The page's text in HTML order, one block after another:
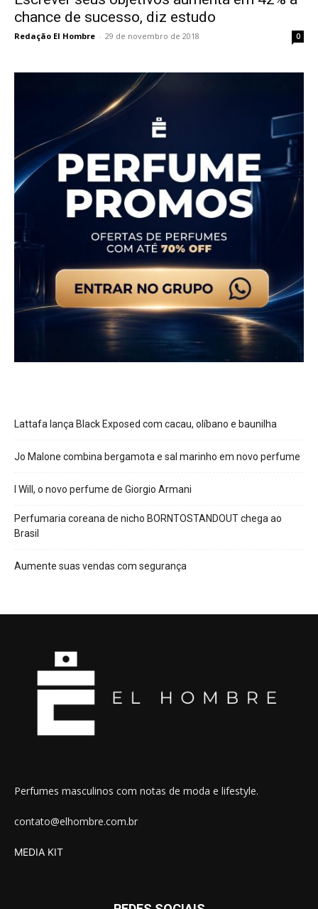
chance de sucesso, diz estudo
Redação El Hombre - 29 de novembro de 2018 0
Lattafa lança Black Exposed com cacau, olíbano e baunilha
Jo Malone combina bergamota e sal marinho em novo perfume
I Will, o novo perfume de Giorgio Armani
Perfumaria coreana de nicho BORNTOSTANDOUT chega ao
Brasil
Aumente suas vendas com segurança
Perfumes masculinos com notas de moda e lifestyle.
contato@elhombre.com.br
MEDIA KIT